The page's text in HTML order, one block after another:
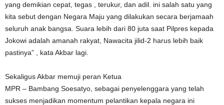
yang demikian cepat, tegas , terukur, dan adil. ini salah satu yang
kita sebut dengan Negara Maju yang dilakukan secara berjamaah
seluruh anak bangsa. Suara lebih dari 80 juta saat Pilpres kepada
Jokowi adalah amanah rakyat, Nawacita jilid-2 harus lebih baik
pastinya” , kata Akbar lagi.
Sekaligus Akbar memuji peran Ketua
MPR – Bambang Soesatyo, sebagai penyelenggara yang telah
sukses menjadikan momentum pelantikan kepala negara ini